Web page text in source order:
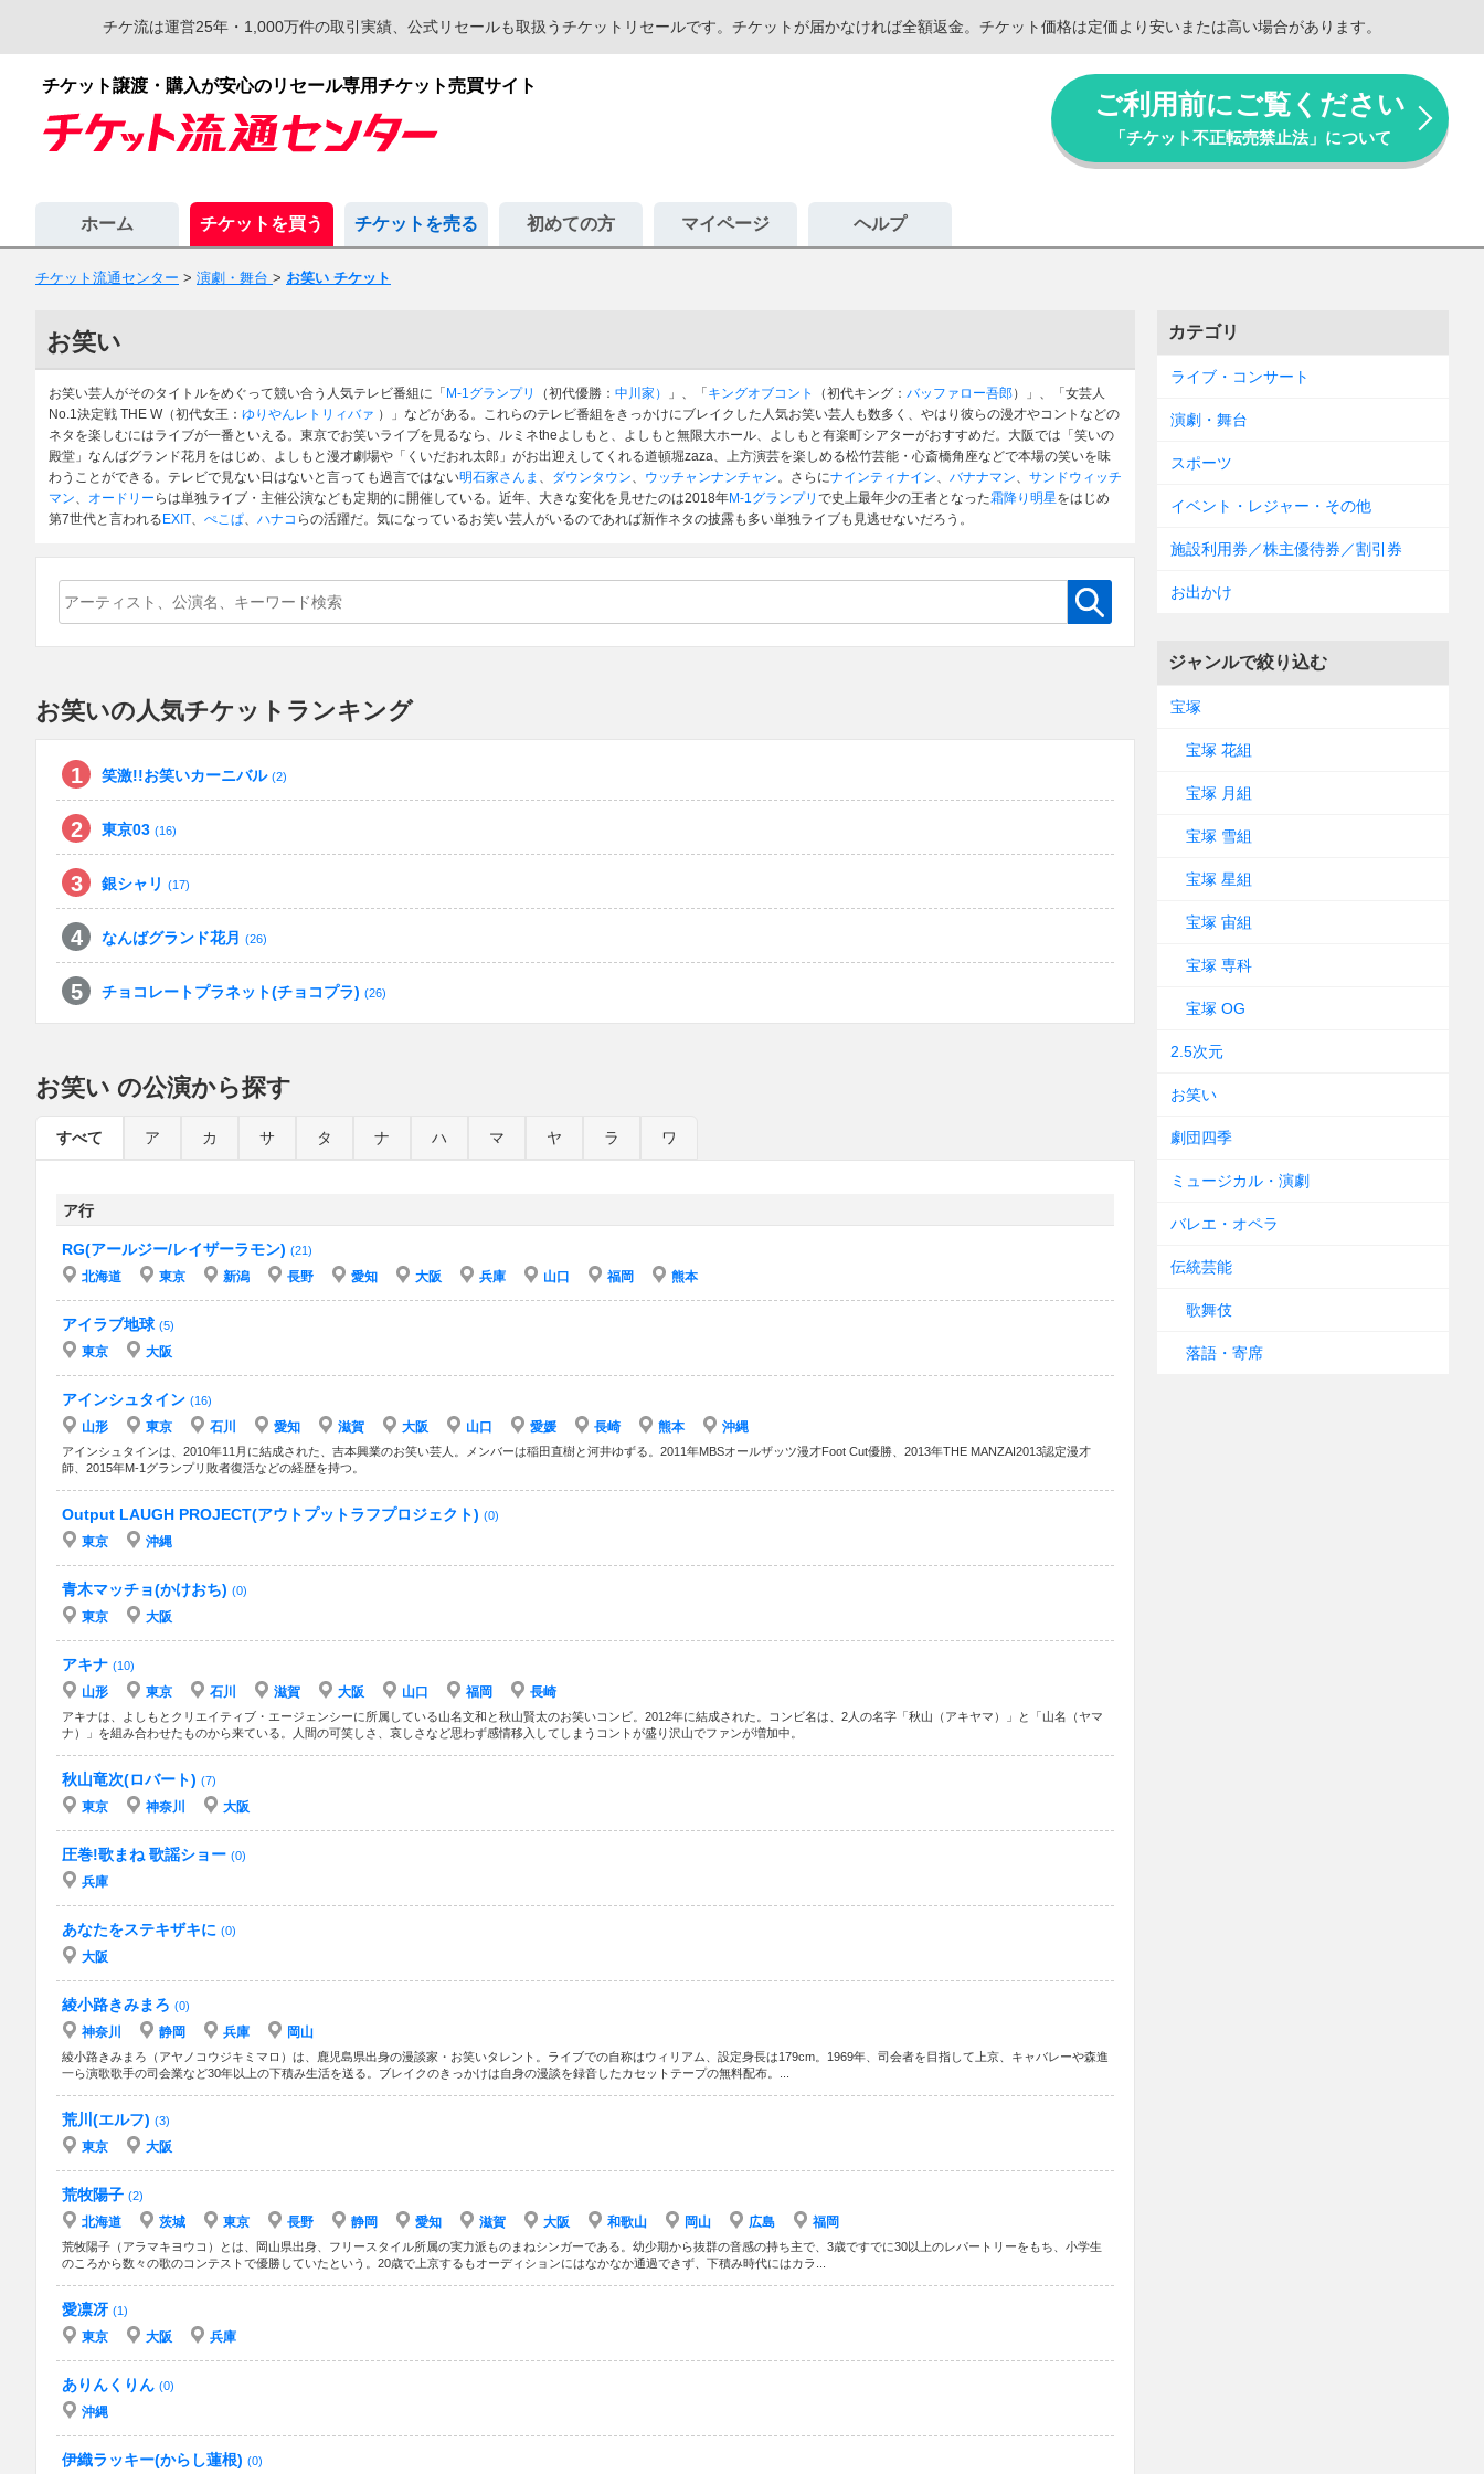
チケ流は運営25年・1,000万件の取引実績、公式リセールも取扱うチケットリセールです。チケットが届かなければ全額返金。チケット価格は定価より安いまたは高い場合があります。
チケット譲渡・購入が安心のリセール専用チケット売買サイト
ご利用前にご覧ください
「チケット不正転売禁止法」について
ホーム チケットを買う チケットを売る 初めての方 マイページ ヘルプ
チケット流通センター > 演劇・舞台 > お笑い チケット
カテゴリ
ライブ・コンサート
演劇・舞台
スポーツ
イベント・レジャー・その他
施設利用券／株主優待券／割引券
お出かけ
ジャンルで絞り込む
宝塚
宝塚 花組
宝塚 月組
宝塚 雪組
宝塚 星組
宝塚 宙組
宝塚 専科
宝塚 OG
2.5次元
お笑い
劇団四季
ミュージカル・演劇
バレエ・オペラ
伝統芸能
歌舞伎
落語・寄席
お笑い
お笑い芸人がそのタイトルをめぐって競い合う人気テレビ番組に「 M-1グランプリ （初代優勝： 中川家） 」、「 キングオブコント （初代キング： バッファロー吾郎）」、「女芸人
No.1決定戦 THE W（初代女王： ゆりやんレトリィバァ ）」などがある。これらのテレビ番組をきっかけにブレイクした人気お笑い芸人も数多く、やはり彼らの漫才やコントなどの
ネタを楽しむにはライブが一番といえる。東京でお笑いライブを見るなら、ルミネtheよしもと、よしもと無限大ホール、よしもと有楽町シアターがおすすめだ。大阪では「笑いの
殿堂」なんばグランド花月をはじめ、よしもと漫才劇場や「くいだおれ太郎」がお出迎えしてくれる道頓堀zaza、上方演芸を楽しめる松竹芸能・心斎橋角座などで本場の笑いを味
わうことができる。テレビで見ない日はないと言っても過言ではない明石家さんま 、 ダウンタウン、 ウッチャンナンチャン。さらにナインティナイン、 バナナマン、 サンドウィッチ
マン、 オードリー らは単独ライブ・主催公演なども定期的に開催している。近年、大きな変化を見せたのは2018年M-1グランプリ で史上最年少の王者となった霜降り明星をはじめ
第7世代と言われる EXIT、 ぺこぱ、 ハナコ らの活躍だ。気になっているお笑い芸人がいるのであれば新作ネタの披露も多い単独ライブも見逃せないだろう。
お笑いの人気チケットランキング
笑激!!お笑いカーニバル (2)
東京03 (16)
銀シャリ (17)
なんばグランド花月 (26)
チョコレートプラネット(チョコプラ) (26)
お笑い の公演から探す
すべて ア カ サ タ ナ ハ マ ヤ ラ ワ
ア行
RG(アールジー/レイザーラモン) (21)
北海道 東京 新潟 長野 愛知 大阪 兵庫 山口 福岡 熊本
アイラブ地球 (5)
東京 大阪
アインシュタイン (16)
山形 東京 石川 愛知 滋賀 大阪 山口 愛媛 長崎 熊本 沖縄
アインシュタインは、2010年11月に結成された、吉本興業のお笑い芸人。メンバーは稲田直樹と河井ゆずる。2011年MBSオールザッツ漫才Foot Cut優勝、2013年THE MANZAI2013認定漫才
師、2015年M-1グランプリ敗者復活などの経歴を持つ。
Output LAUGH PROJECT(アウトプットラフプロジェクト) (0)
東京 沖縄
青木マッチョ(かけおち) (0)
東京 大阪
アキナ (10)
山形 東京 石川 滋賀 大阪 山口 福岡 長崎
アキナは、よしもとクリエイティブ・エージェンシーに所属している山名文和と秋山賢太のお笑いコンビ。2012年に結成された。コンビ名は、2人の名字「秋山（アキヤマ）」と「山名（ヤマ
ナ）」を組み合わせたものから来ている。人間の可笑しさ、哀しさなど思わず感情移入してしまうコントが盛り沢山でファンが増加中。
秋山竜次(ロバート) (7)
東京 神奈川 大阪
圧巻!歌まね 歌謡ショー (0)
兵庫
あなたをステキザキに (0)
大阪
綾小路きみまろ (0)
神奈川 静岡 兵庫 岡山
綾小路きみまろ（アヤノコウジキミマロ）は、鹿児島県出身の漫談家・お笑いタレント。ライブでの自称はウィリアム、設定身長は179cm。1969年、司会者を目指して上京、キャバレーや森進
一ら演歌歌手の司会業など30年以上の下積み生活を送る。ブレイクのきっかけは自身の漫談を録音したカセットテープの無料配布。...
荒川(エルフ) (3)
東京 大阪
荒牧陽子 (2)
北海道 茨城 東京 長野 静岡 愛知 滋賀 大阪 和歌山 岡山 広島 福岡
荒牧陽子（アラマキヨウコ）とは、岡山県出身、フリースタイル所属の実力派ものまねシンガーである。幼少期から抜群の音感の持ち主で、3歳ですでに30以上のレパートリーをもち、小学生
のころから数々の歌のコンテストで優勝していたという。20歳で上京するもオーディションにはなかなか通過できず、下積み時代にはカラ...
愛凛冴 (1)
東京 大阪 兵庫
ありんくりん (0)
沖縄
伊織ラッキー(からし蓮根) (0)